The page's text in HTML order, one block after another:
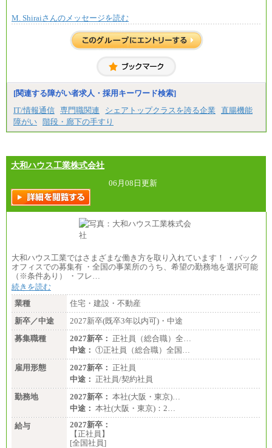
※上記に加え、所定労働時間外に勤務をした場
※試用期間中も給与に変更はございません。
＜募集各社・全職種共通＞
月給21万円以上～
※試用期間中の給与に変更はありません。
ます。
M. Shiraiさんのメッセージを読む
[関連する障がい者求人・採用キーワード検索]
IT/情報通信 専門職関連 シェアトップクラスを誇る企業
直腸機能
障がい 階段・廊下の手すり
大和ハウス工業株式会社
06月08日更新
大和ハウス工業ではさまざまな働き方を取り入れています！ ・バック
オフィスでの募集有 ・全国の事業所のうち、希望の勤務地を選択可能
（※条件あり） ・フレ…
続きを読む
業種
住宅・建設・不動産
新卒／中途
2027新卒(既卒3年以内可)・中途
募集職種
2027新卒： 正社員（総合職）全…
中途： ①正社員（総合職）全国…
雇用形態
2027新卒： 正社員
中途： 正社員/契約社員
勤務地
2027新卒： 本社(大阪・東京)…
中途： 本社(大阪・東京)：2…
給与
2027新卒：
【正社員】
[全国社員]